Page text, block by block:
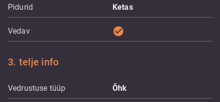
Pidurid Ketas
Vedav check_circle
3. telje info
Vedrustuse tüüp Õhk